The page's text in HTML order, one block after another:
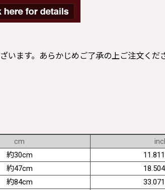
います。あらかじめご了承の上ご注文くだ
cm
約30cm
約47cm
約84cm